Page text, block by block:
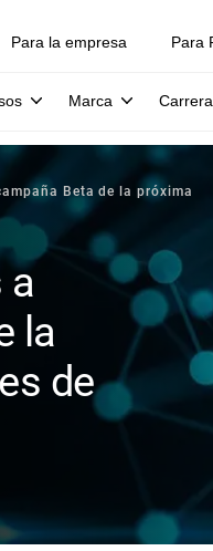
Para la empresa Para
Marca
Beta de la próxima
a
la
de